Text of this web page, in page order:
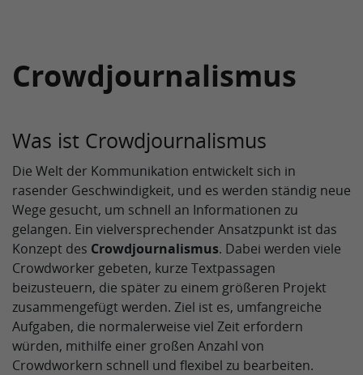
Crowdjournalismus
Was ist Crowdjournalismus
Die Welt der Kommunikation entwickelt sich in
rasender Geschwindigkeit, und es werden ständig neue
Wege gesucht, um schnell an Informationen zu
gelangen. Ein vielversprechender Ansatzpunkt ist das
Konzept des Crowdjournalismus. Dabei werden viele
Crowdworker gebeten, kurze Textpassagen
beizusteuern, die später zu einem größeren Projekt
zusammengefügt werden. Ziel ist es, umfangreiche
Aufgaben, die normalerweise viel Zeit erfordern
würden, mithilfe einer großen Anzahl von
Crowdworkern schnell und flexibel zu bearbeiten.